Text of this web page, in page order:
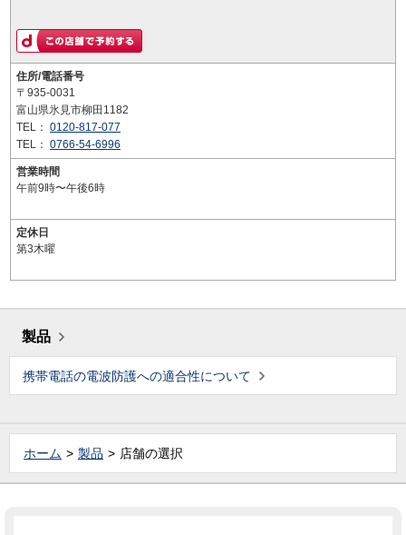
住所/電話番号
〒935-0031
富山県氷見市柳田1182
TEL： 0120-817-077
TEL： 0766-54-6996
営業時間
午前9時〜午後6時
定休日
第3木曜
製品
携帯電話の電波防護への適合性について
ホーム 製品 店舗の選択